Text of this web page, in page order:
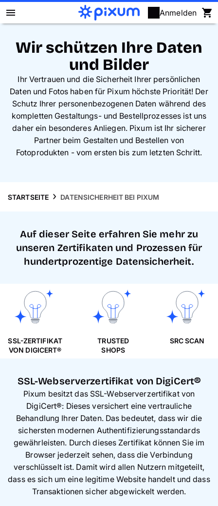
Anmelden
Wandbilder
Fotokalender
Fotogeschenke
Grußkarten
Anlässe
Reisekollektion
Wir schützen Ihre Daten
und Bilder
Ihr Vertrauen und die Sicherheit Ihrer persönlichen
Daten und Fotos haben für Pixum höchste Priorität! Der
Schutz Ihrer personenbezogenen Daten während des
kompletten Gestaltungs- und Bestellprozesses ist uns
daher ein besonderes Anliegen. Pixum ist Ihr sicherer
Partner beim Gestalten und Bestellen von
Fotoprodukten - vom ersten bis zum letzten Schritt.
STARTSEITE DATENSICHERHEIT BEI PIXUM
Auf dieser Seite erfahren Sie mehr zu
unseren Zertifikaten und Prozessen für
hundertprozentige Datensicherheit.
SSL-ZERTIFIKAT
VON DIGICERT®
TRUSTED
SHOPS
SRC SCAN
SSL-Webserverzertifikat von DigiCert®
Pixum besitzt das SSL-Webserverzertifikat von
DigiCert®: Dieses versichert eine vertrauliche
Behandlung Ihrer Daten. Das bedeutet, dass wir die
sichersten modernen Authentifizierungsstandards
gewährleisten. Durch dieses Zertifikat können Sie im
Browser jederzeit sehen, dass die Verbindung
verschlüsselt ist. Damit wird allen Nutzern mitgeteilt,
dass es sich um eine legitime Website handelt und dass
Transaktionen sicher abgewickelt werden.